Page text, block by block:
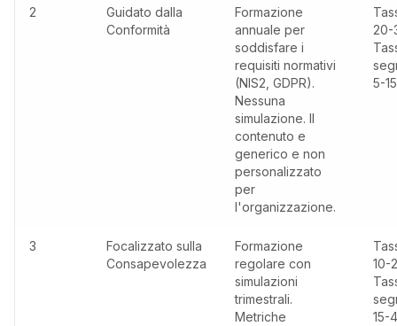
2
Guidato dalla
Conformità
Formazione
annuale per
soddisfare i
requisiti normativi
(NIS2, GDPR).
Nessuna
simulazione. Il
contenuto e
generico e non
personalizzato
per
l'organizzazione.
20-
5-
3
Focalizzato sulla
Consapevolezza
Formazione
regolare con
simulazioni
trimestrali.
Metriche
10-
15-